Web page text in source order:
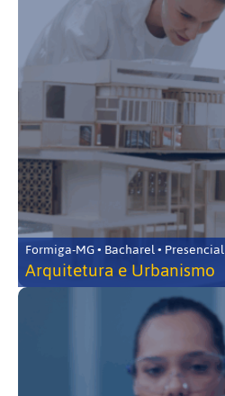
Formiga-MG • Bacharel • Presencial
Arquitetura e Urbanismo